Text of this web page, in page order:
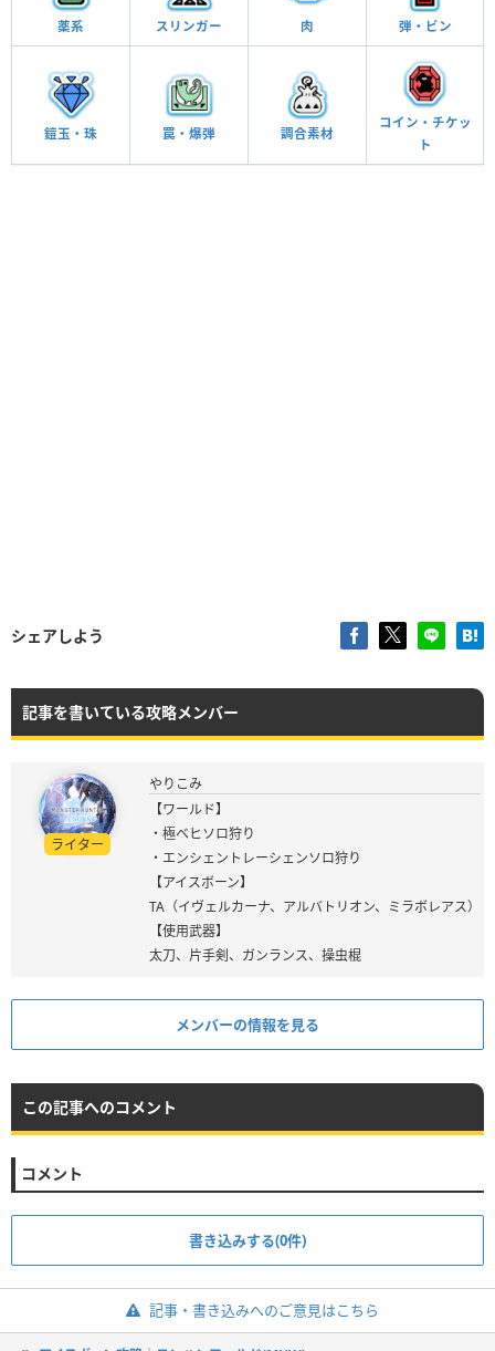
薬系 スリンガー 肉 弾・ビン
鎧玉・珠 罠・爆弾 調合素材
コイン・チケッ
ト
シェアしよう
記事を書いている攻略メンバー
ライター
やりこみ
【ワールド】
・極ベヒソロ狩り
・エンシェントレーシェンソロ狩り
【アイスボーン】
TA（イヴェルカーナ、アルバトリオン、ミラボレアス）
【使用武器】
太刀、片手剣、ガンランス、操虫棍
メンバーの情報を見る
この記事へのコメント
コメント
書き込みする(0件)
記事・書き込みへのご意見はこちら